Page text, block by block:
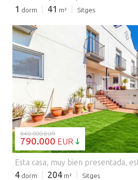
1 dorm 41 m² Sitges
CARGANDO...
840.000 EUR
790.000 EUR
4 dorm 204 m² Sitges